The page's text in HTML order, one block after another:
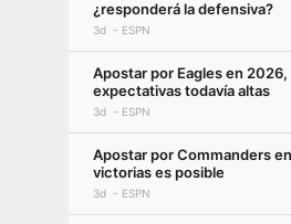
¿responderá la defensiva?
3d ESPN
Apostar por Eagles en 2026,
expectativas todavía altas
3d ESPN
Apostar por Commanders
victorias es posible
3d ESPN